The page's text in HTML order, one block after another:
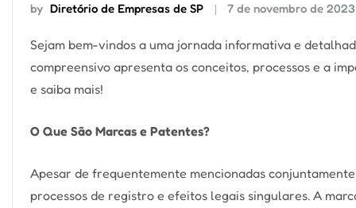
by Diretório de Empresas de SP 7 de novembro de 2023
Sejam bem-vindos a uma jornada informativa e
compreensivo apresenta os conceitos, processos e a
e saiba mais!
O Que São Marcas e Patentes?
Apesar de frequentemente mencionadas
processos de registro e efeitos legais singulares. A